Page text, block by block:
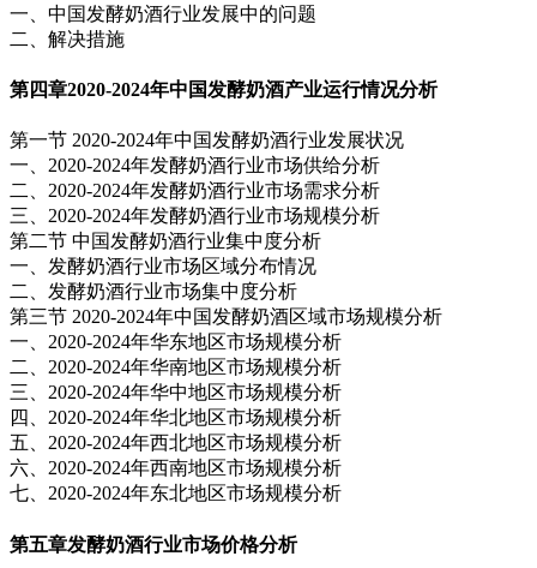
一、中国发酵奶酒行业发展中的问题
二、解决措施
第四章2020-2024年中国发酵奶酒产业运行情况分析
第一节 2020-2024年中国发酵奶酒行业发展状况
一、2020-2024年发酵奶酒行业市场供给分析
二、2020-2024年发酵奶酒行业市场需求分析
三、2020-2024年发酵奶酒行业市场规模分析
第二节 中国发酵奶酒行业集中度分析
一、发酵奶酒行业市场区域分布情况
二、发酵奶酒行业市场集中度分析
第三节 2020-2024年中国发酵奶酒区域市场规模分析
一、2020-2024年华东地区市场规模分析
二、2020-2024年华南地区市场规模分析
三、2020-2024年华中地区市场规模分析
四、2020-2024年华北地区市场规模分析
五、2020-2024年西北地区市场规模分析
六、2020-2024年西南地区市场规模分析
七、2020-2024年东北地区市场规模分析
第五章发酵奶酒行业市场价格分析